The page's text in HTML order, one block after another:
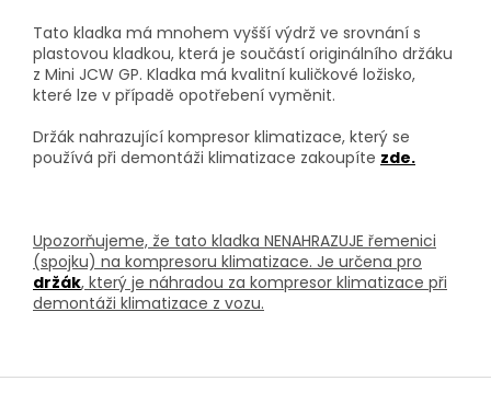
Tato kladka má mnohem vyšší výdrž ve srovnání s
plastovou kladkou, která je součástí originálního držáku
z Mini JCW GP. Kladka má kvalitní kuličkové ložisko,
které lze v případě opotřebení vyměnit.
Držák nahrazující kompresor klimatizace, který se
používá při demontáži klimatizace zakoupíte zde.
Upozorňujeme, že tato kladka NENAHRAZUJE řemenici
(spojku) na kompresoru klimatizace. Je určena pro
držák, který je náhradou za kompresor klimatizace při
demontáži klimatizace z vozu.
Z